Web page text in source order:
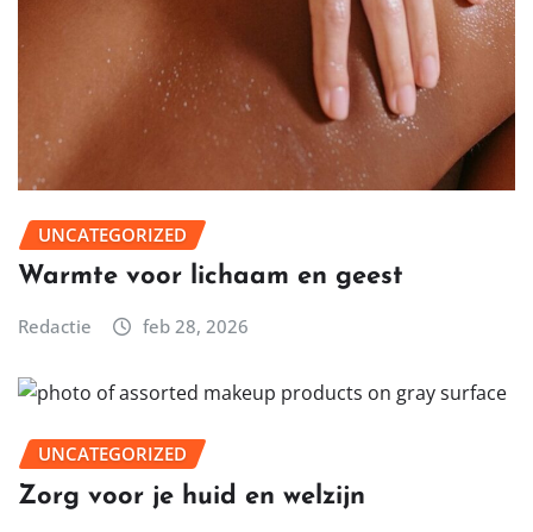
UNCATEGORIZED
Warmte voor lichaam en geest
Redactie feb 28, 2026
UNCATEGORIZED
Zorg voor je huid en welzijn